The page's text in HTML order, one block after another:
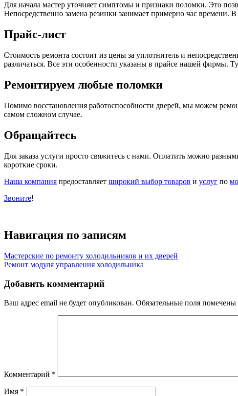
Для начала мастер уточняет симптомы и признаки поломки. Это
Непосредственно замена резинки занимает примерно час времени.
Прайс-лист
Стоимость ремонта состоит из цены за уплотнитель и
различаться. Все эти особенности указаны в прайсе нашей фирмы.
Ремонтируем любые поломки
Помимо восстановления работоспособности дверей, мы можем
самом сложном случае.
Обращайтесь
Для заказа услуги просто свяжитесь с нами. Оплатить можно
короткие сроки.
Наша компания предоставляет широкий выбор товаров и услуг по
Звоните!
Навигация по записям
Мастерские по ремонту холодильников и их дверей
Ремонт модуля управления холодильника
Добавить комментарий
Ваш адрес email не будет опубликован. Обязательные поля помечены
Комментарий *
Имя *